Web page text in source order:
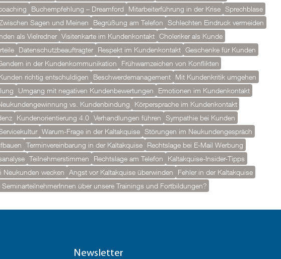
Buchempfehlung – Dreamford Mitarbeiterführung in der Krise Sprechblase
Sagen und Meinen Begrüßung am Telefon
Schlechten Eindruck vermeiden
als Vielredner Visitenkarte im Kundenkontakt Choleriker als Kunde
Datenschutzbeauftragter Respekt im Kundenkontakt Geschenke für Kunden
in der Kundenkommunikation
Frühwarnzeichen von Konflikten
richtig entschuldigen Beschwerdemanagement
Mit Kundenkritik umgehen
Umgang mit negativen Kundenbewertungen
Emotionen im Kundenkontakt
vs. Kundenbindung
Körpersprache im Kundenkontakt
Kundenorientierung 4.0 Verhandlungen führen
Sympathie bei Kunden
Warum-Frage in der Kaltakquise Störungen im Neukundengespräch
Terminvereinbarung in der Kaltakquise
Rechtslage bei E-Mail Werbung
Teilnehmerstimmen Rechtslage am Telefon
Kaltakquise-Insider-Tipps
Neukunden wecken Angst vor Kaltakquise überwinden
Fehler in der Kaltakquise
über unsere Trainings und Fortbildungen?
Newsletter